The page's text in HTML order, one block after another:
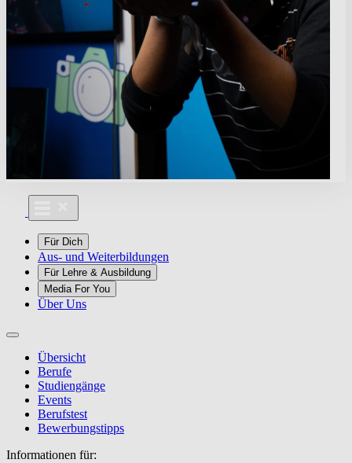
Für Dich
Aus- und Weiterbildungen
Für Lehre & Ausbildung
Media For You
Über Uns
Übersicht
Berufe
Studiengänge
Events
Berufstest
Bewerbungstipps
Informationen für: